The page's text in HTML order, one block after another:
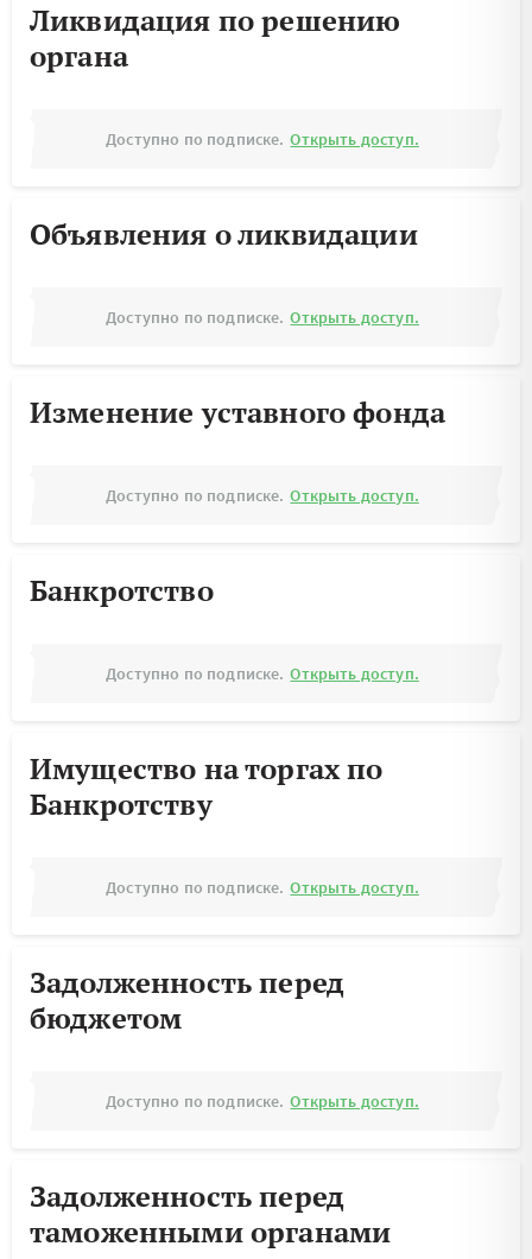
Ликвидация по решению
органа
Доступно по подписке. Открыть доступ.
Объявления о ликвидации
Доступно по подписке. Открыть доступ.
Изменение уставного фонда
Доступно по подписке. Открыть доступ.
Банкротство
Доступно по подписке. Открыть доступ.
Имущество на торгах по
Банкротству
Доступно по подписке. Открыть доступ.
Задолженность перед
бюджетом
Доступно по подписке. Открыть доступ.
Задолженность перед
таможенными органами